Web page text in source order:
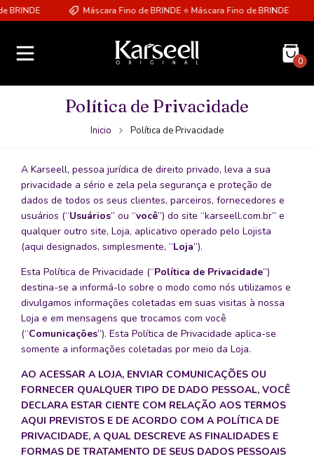
Máscara Fino de BRINDE ⭐ Máscara Fino de BRINDE
0
Política de Privacidade
Inicio Política de Privacidade
A Karseell, pessoa jurídica de direito privado, leva a sua
privacidade a sério e zela pela segurança e proteção de
dados de todos os seus clientes, parceiros, fornecedores e
usuários (“Usuários” ou “você”) do site “karseell.com.br” e
qualquer outro site, Loja, aplicativo operado pelo Lojista
(aqui designados, simplesmente, “Loja”).
Esta Política de Privacidade (“Política de Privacidade”)
destina-se a informá-lo sobre o modo como nós utilizamos e
divulgamos informações coletadas em suas visitas à nossa
Loja e em mensagens que trocamos com você
(“Comunicações”). Esta Política de Privacidade aplica-se
somente a informações coletadas por meio da Loja.
AO ACESSAR A LOJA, ENVIAR COMUNICAÇÕES OU
FORNECER QUALQUER TIPO DE DADO PESSOAL, VOCÊ
DECLARA ESTAR CIENTE COM RELAÇÃO AOS TERMOS
AQUI PREVISTOS E DE ACORDO COM A POLÍTICA DE
PRIVACIDADE, A QUAL DESCREVE AS FINALIDADES E
FORMAS DE TRATAMENTO DE SEUS DADOS PESSOAIS